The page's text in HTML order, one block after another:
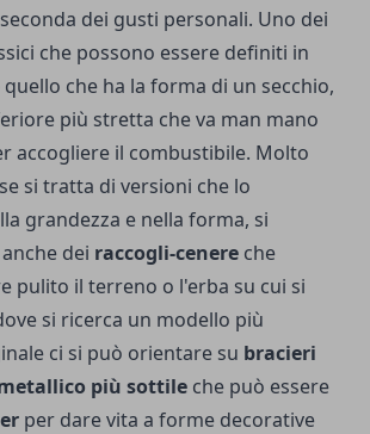
dei gusti personali. Uno dei
che possono essere definiti in
quello che ha la forma di un secchio,
più stretta che va man mano
accogliere il combustibile. Molto
si tratta di versioni che lo
grandezza e nella forma, si
dei raccogli-cenere che
pulito il terreno o l'erba su cui si
si ricerca un modello più
ci si può orientare su bracieri
più sottile che può essere
per dare vita a forme decorative